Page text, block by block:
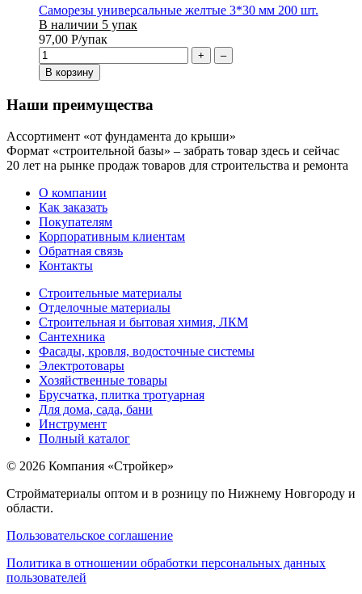
Саморезы универсальные желтые 3*30 мм 200 шт.
В наличии 5 упак
97,00 Р/упак
+
–
В корзину
Наши преимущества
Ассортимент «от фундамента до крыши»
Формат «строительной базы» – забрать товар здесь и сейчас
20 лет на рынке продаж товаров для строительства и ремонта
О компании
Как заказать
Покупателям
Корпоративным клиентам
Обратная связь
Контакты
Строительные материалы
Отделочные материалы
Строительная и бытовая химия, ЛКМ
Сантехника
Фасады, кровля, водосточные системы
Электротовары
Хозяйственные товары
Брусчатка, плитка тротуарная
Для дома, сада, бани
Инструмент
Полный каталог
© 2026 Компания «Стройкер»
Стройматериалы оптом и в розницу по Нижнему Новгороду и
области.
Пользовательское соглашение
Политика в отношении обработки персональных данных
пользователей